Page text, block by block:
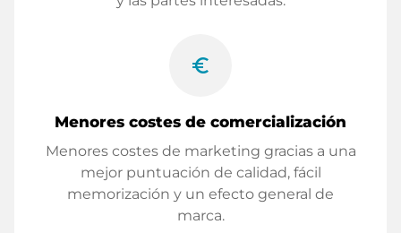
euro_symbol
Menores costes de comercialización
Menores costes de marketing gracias a una
mejor puntuación de calidad, fácil
memorización y un efecto general de
marca.